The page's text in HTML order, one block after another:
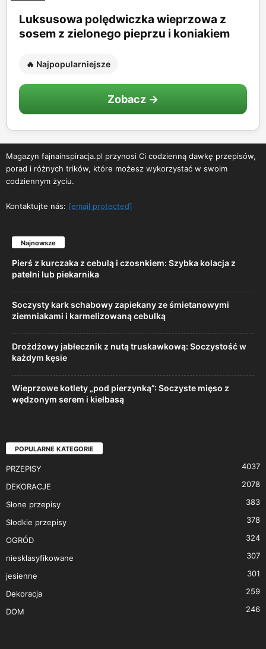
Luksusowa polędwiczka wieprzowa z
sosem z zielonego pieprzu i koniakiem
🔥 Najpopularniejsze
Zobacz →
Magazyn fajnainspiracja.pl przynosi Ci codzienną dawkę przepisów,
porad i różnych trików, które możesz wykorzystać w swoim
codziennym życiu.
Kontaktujte nás: [email protected]
Najnowsze
Pierś z kurczaka z cebulą i czosnkiem: Szybka kolacja z
patelni lub piekarnika
Soczysty kark schabowy zapiekany ze śmietanowymi
ziemniakami i karmelizowaną cebulką
Drożdżowy jabłecznik z nutą truskawkową: Soczystość w
każdym kęsie
Wieprzowe kotlety „pod pierzynką”: Soczyste mięso z
wędzonym serem i kiełbasą
POPULARNE KATEGORIE
PRZEPISY 4037
DEKORACJE 2078
Słone przepisy 383
Słodkie przepisy 378
OGRÓD 324
niesklasyfikowane 307
jesienne 301
Dekoracja 259
DOM 246